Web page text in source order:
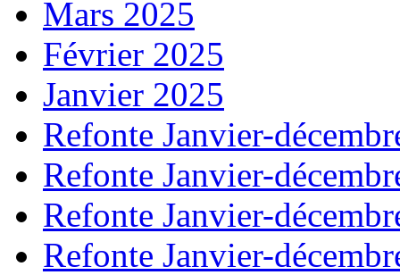
Mars 2025
Février 2025
Janvier 2025
Refonte Janvier-
Refonte Janvier-
Refonte Janvier-
Refonte Janvier-